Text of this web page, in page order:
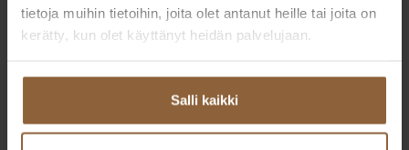
tietoja muihin tietoihin, joita olet antanut heille tai joita on
kerätty, kun olet käyttänyt heidän palvelujaan.
Salli kaikki
Pohjanmaa, Etelä- ja Keski-Pohjanmaa
040 777 3131
if.olatngised@aliros.erej